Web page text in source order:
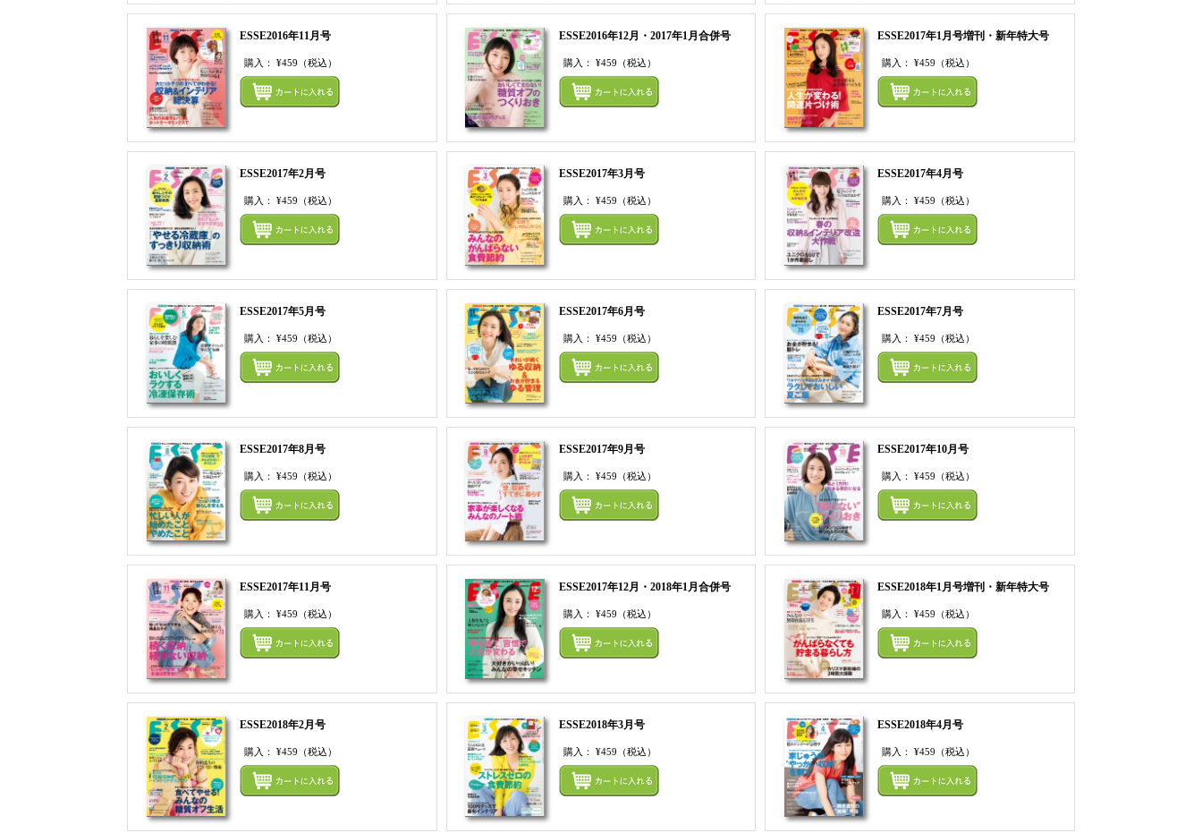
ESSE2016年11月号
購入： ¥459 （税込）
まとめてカートにいれる
ESSE2016年12月・2017年1月合併号
購入： ¥459 （税込）
まとめてカートにいれる
ESSE2017年1月号増刊・新年特大号
購入：¥459 （税込）
ESSE2017年2月号
購入： ¥459 （税込）
まとめてカートにいれる
ESSE2017年3月号
購入： ¥459 （税込）
まとめてカートにいれる
ESSE2017年4月号
購入：¥459 （税込）
ESSE2017年5月号
購入： ¥459 （税込）
まとめてカートにいれる
ESSE2017年6月号
購入： ¥459 （税込）
まとめてカートにいれる
ESSE2017年7月号
購入：¥459 （税込）
ESSE2017年8月号
購入： ¥459 （税込）
まとめてカートにいれる
ESSE2017年9月号
購入： ¥459 （税込）
まとめてカートにいれる
ESSE2017年10月号
購入：¥459 （税込）
ESSE2017年11月号
購入： ¥459 （税込）
まとめてカートにいれる
ESSE2017年12月・2018年1月合併号
購入： ¥459 （税込）
まとめてカートにいれる
ESSE2018年1月号増刊・新年特大号
購入：¥459 （税込）
ESSE2018年2月号
購入： ¥459 （税込）
まとめてカートにいれる
ESSE2018年3月号
購入： ¥459 （税込）
まとめてカートにいれる
ESSE2018年4月号
購入：¥459 （税込）